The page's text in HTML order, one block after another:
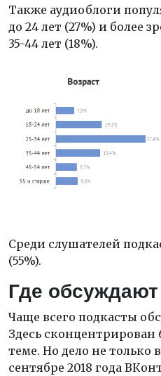
Также аудиоблоги
до 24 лет (27%) и более
35-44 лет (18%).
Среди слушателей
(55%).
Где обсуждают
Чаще всего подкасты
Здесь сконцентрирован
теме. Но дело не только
сентябре 2018 года